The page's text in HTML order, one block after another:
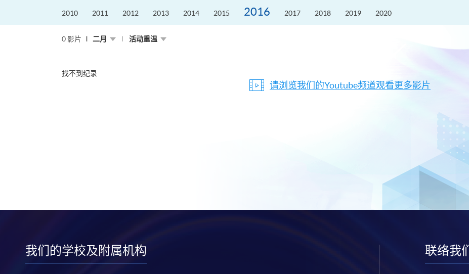
2010 2011 2012 2013 2014 2015 2016 2017 2018 2019 2020
0 影片 二月 活动重温
找不到纪录
请浏览我们的Youtube频道观看更多影片
我们的学校及附属机构 联络我们